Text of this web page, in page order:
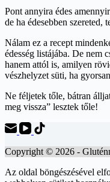
Pont annyira édes
de ha édesebben szereted,
Nálam ez a recept
édesség listájába. De nem
hanem attól is, amilyen
vészhelyzet süti, ha
Ne féljetek tőle, bátran
meg vissza” lesztek tőle!
Copyright © 2026 -
Az oldal böngészésével